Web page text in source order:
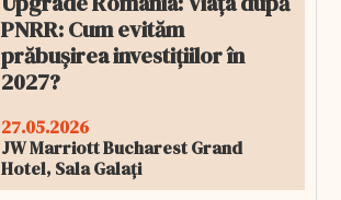
PNRR: Cum evităm
prăbușirea investițiilor în
2027?
27.05.2026
JW Marriott Bucharest Grand
Hotel, Sala Galați